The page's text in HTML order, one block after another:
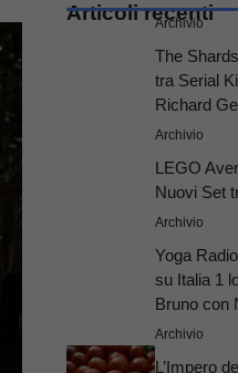
Articoli recenti
Archivio
The
tra Serial
Richard
Archivio
LEGO
Nuovi Set
Archivio
Yoga
su Italia 1
Bruno con
Archivio
L’Impero